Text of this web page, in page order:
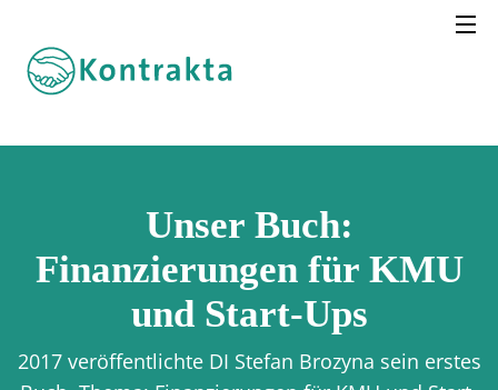
Unser Buch:
Finanzierungen für KMU
und Start-Ups
2017 veröffentlichte DI Stefan Brozyna sein erstes